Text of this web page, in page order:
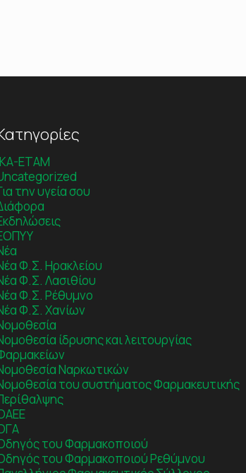
ETAM
την υγεία σου
Φ.Σ. Ηρακλείου
Φ.Σ. Λασιθίου
Φ.Σ. Ρέθυμνο
Φ.Σ. Χανίων
ίδρυσης και λειτουργίας
Ναρκωτικών
του συστήματος Φαρμακευτικής
του Φαρμακοποιού
του Φαρμακοποιού Ρεθύμνου